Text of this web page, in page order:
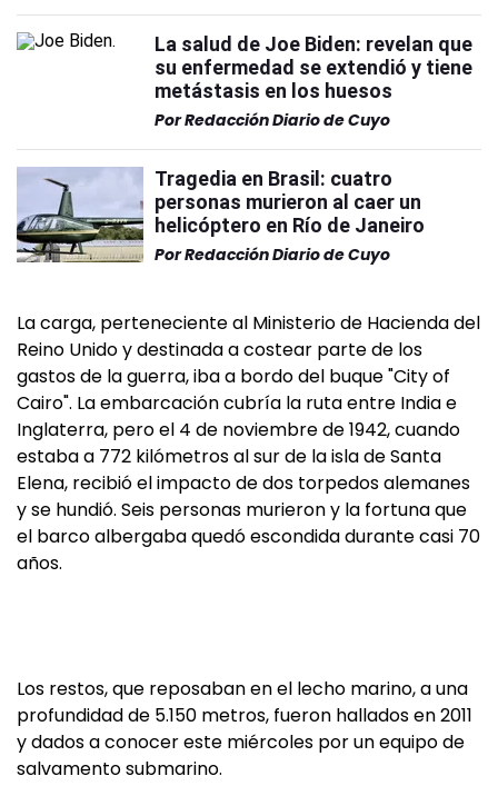
La salud de Joe Biden: revelan que
su enfermedad se extendió y tiene
metástasis en los huesos
PorRedacción Diario de Cuyo
Tragedia en Brasil: cuatro
personas murieron al caer un
helicóptero en Río de Janeiro
PorRedacción Diario de Cuyo
La carga, perteneciente al Ministerio de Hacienda del
Reino Unido y destinada a costear parte de los
gastos de la guerra, iba a bordo del buque "City of
Cairo". La embarcación cubría la ruta entre India e
Inglaterra, pero el 4 de noviembre de 1942, cuando
estaba a 772 kilómetros al sur de la isla de Santa
Elena, recibió el impacto de dos torpedos alemanes
y se hundió. Seis personas murieron y la fortuna que
el barco albergaba quedó escondida durante casi 70
años.
Los restos, que reposaban en el lecho marino, a una
profundidad de 5.150 metros, fueron hallados en 2011
y dados a conocer este miércoles por un equipo de
salvamento submarino.